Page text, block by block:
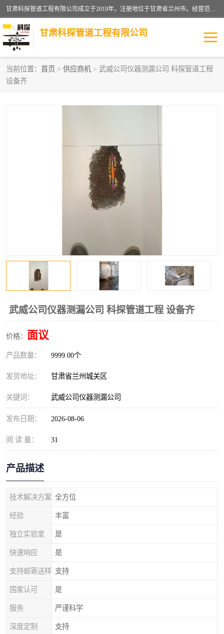
甘肃科探管道工程有限公司成立于2019年，注册地位于甘肃省兰州市。经营范围包括管道安装、清洗、疏通、维修、检测，防水工程，工程钻孔，化粪池清理，暖气安装，给排水管道安装维修，室内外管道如消防、供水、供热管道漏水检测定位，室内外防水堵漏等。
甘肃科探管道工程有限公司
当前位置： 首页 > 供应商机 > 武威公司仪器测漏公司 科探管道工程
设备齐
武威公司仪器测漏公司 科探管道工程 设备齐
价格： 面议
产品数量： 9999.00个
发货地址： 甘肃省兰州城关区
关键词： 武威公司仪器测漏公司
发布日期： 2026-08-06
阅 读 量： 31
产品描述
技术解决方案 全方位
经验 丰富
独立实验室 是
快速响应 是
支持邮寄送样 支持
国家认可 是
服务 严谨科学
深度定制 支持
管道安装维修